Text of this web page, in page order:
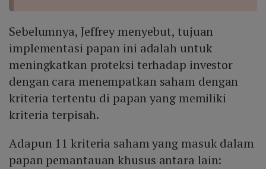
Sebelumnya, Jeffrey menyebut, tujuan
implementasi papan ini adalah untuk
meningkatkan proteksi terhadap investor
dengan cara menempatkan saham dengan
kriteria tertentu di papan yang memiliki
kriteria terpisah.
Adapun 11 kriteria saham yang masuk dalam
papan pemantauan khusus antara lain: